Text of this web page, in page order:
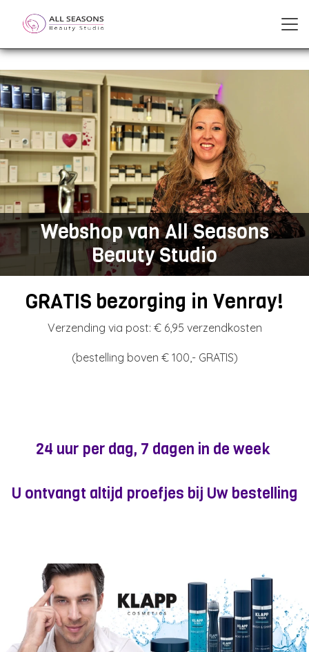
Webshop van All Seasons
Beauty Studio
GRATIS bezorging in Venray!
Verzending via post: € 6,95 verzendkosten
(bestelling boven € 100,- GRATIS)
24 uur per dag, 7 dagen in de week
U ontvangt altijd proefjes bij Uw bestelling